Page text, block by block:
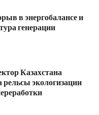
в энергобалансе и
генерации
Казахстана
рельсы экологизации